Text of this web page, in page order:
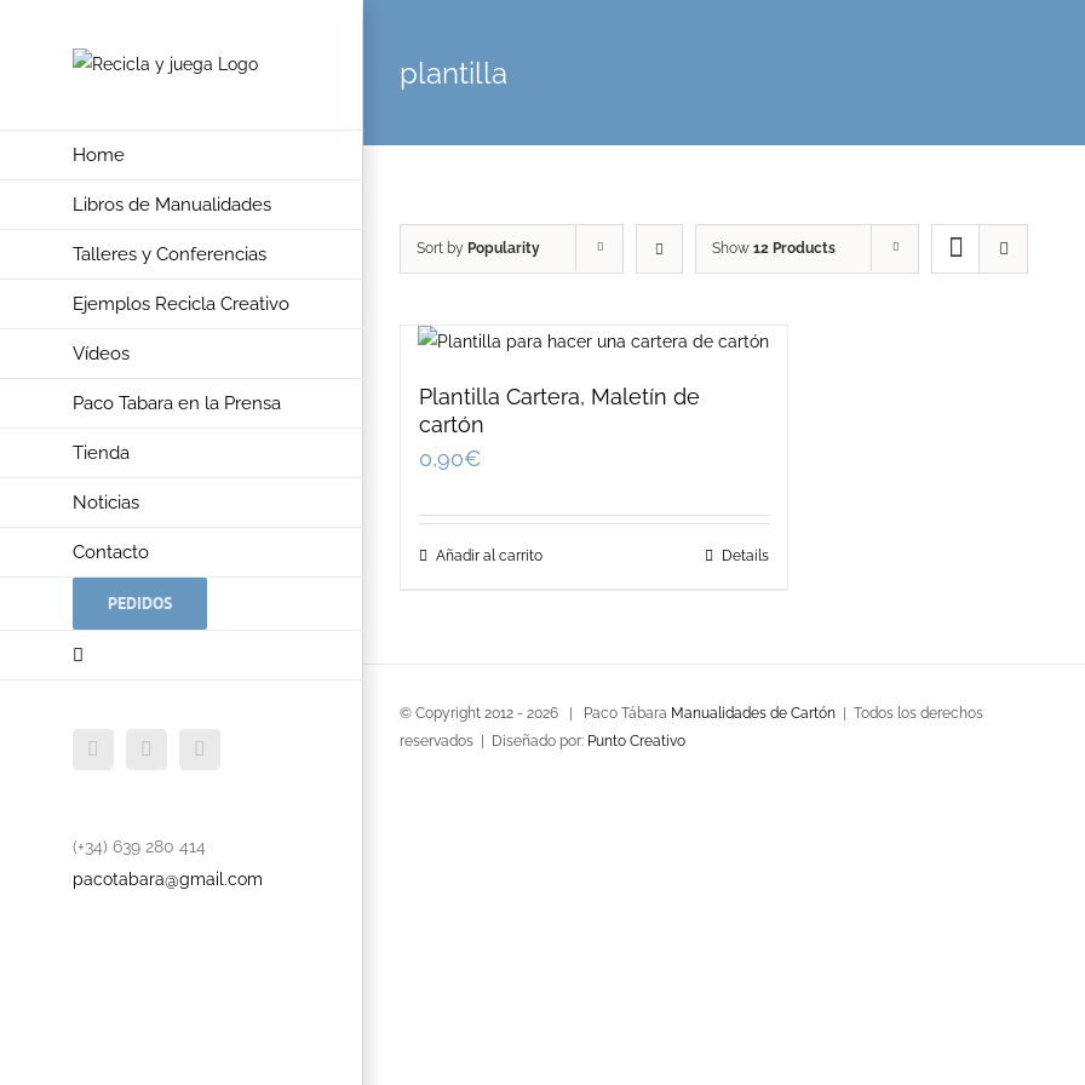
Home
Libros de Manualidades
Talleres y Conferencias
Ejemplos Recicla Creativo
Vídeos
Paco Tabara en la Prensa
Tienda
Noticias
Contacto
PEDIDOS
FacebookTwitter
(+34) 639 280 414
pacotabara@gmail.com
plantilla
Sort by Popularity Show 12 Products
Plantilla Cartera, Maletín de
cartón
0,90€
Añadir al carrito Details
© Copyright 2012 - 2026 | Paco Tábara Manualidades de Cartón | Todos los derechos
reservados | Diseñado por: Punto Creativo